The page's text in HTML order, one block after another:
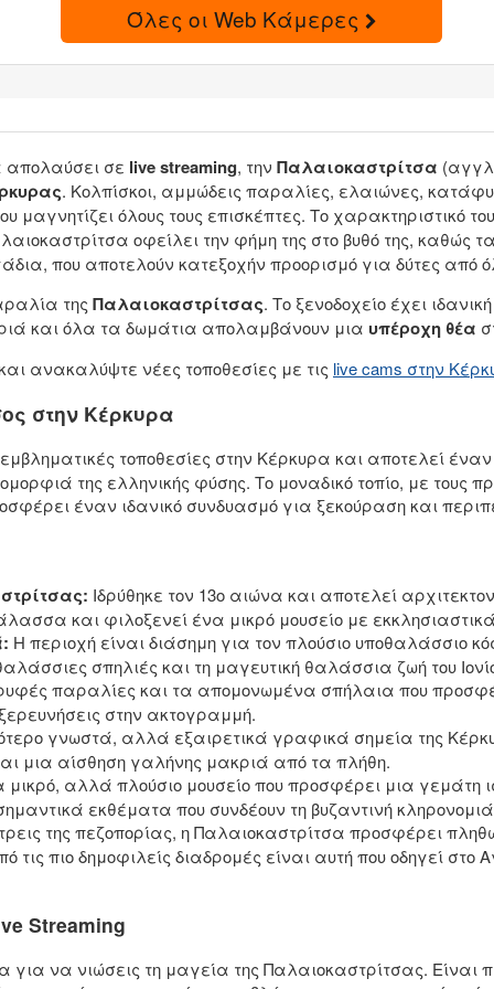
Όλες οι Web Κάμερες
απολαύσει σε live streaming, την Παλαιοκαστρίτσα
. Κολπίσκοι, αμμώδεις παραλίες, ελαιώνες,
μαγνητίζει όλους τους επισκέπτες. Το χαρακτηριστικό
οφείλει την φήμη της στο βυθό της,
που αποτελούν κατεξοχήν προορισμό για δύτες από
της Παλαιοκαστρίτσας. Το ξενοδοχείο έχει
και όλα τα δωμάτια απολαμβάνουν μια υπέροχη θέα
ανακαλύψτε νέες τοποθεσίες με τις live cams στην
στην Κέρκυρα
τοποθεσίες στην Κέρκυρα και αποτελεί
της ελληνικής φύσης. Το μοναδικό τοπίο, με τους
έναν ιδανικό συνδυασμό για ξεκούραση και
Ιδρύθηκε τον 13ο αιώνα και αποτελεί
και φιλοξενεί ένα μικρό μουσείο με εκκλησιαστικά
Η περιοχή είναι διάσημη για τον πλούσιο υποθαλάσσιο
σπηλιές και τη μαγευτική θαλάσσια ζωή του
παραλίες και τα απομονωμένα σπήλαια που
στην ακτογραμμή.
γνωστά, αλλά εξαιρετικά γραφικά σημεία της
μια αίσθηση γαλήνης μακριά από τα πλήθη.
αλλά πλούσιο μουσείο που προσφέρει μια γεμάτη
εκθέματα που συνδέουν τη βυζαντινή
της πεζοπορίας, η Παλαιοκαστρίτσα προσφέρει
πιο δημοφιλείς διαδρομές είναι αυτή που οδηγεί
Streaming
να νιώσεις τη μαγεία της Παλαιοκαστρίτσας. Είναι